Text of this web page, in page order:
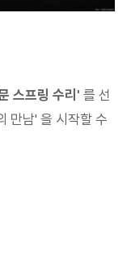
스프링 수리' 를 선
만남' 을 시작할 수